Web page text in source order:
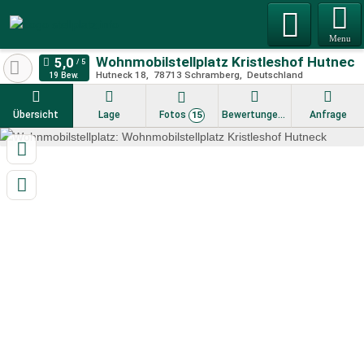
Menu
Wohnmobilstellplatz Kristleshof Hutneck
Hutneck 18 78713 Schramberg Deutschland
19 Bew.
Übersicht Lage Fotos 15 Bewertungen Anfrage